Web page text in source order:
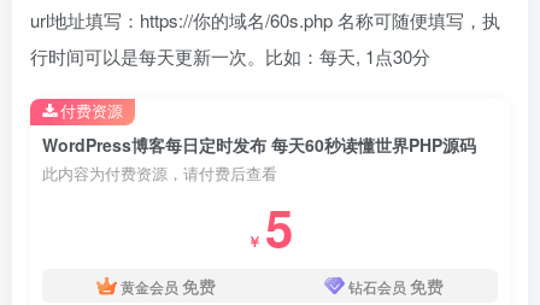
url地址填写：https://你的域名/60s.php 名称可随便填写，执
行时间可以是每天更新一次。比如：每天, 1点30分
WordPress博客每日定时发布 每天60秒读懂世界PHP源码
此内容为付费资源，请付费后查看
￥ 5
黄金会员 免费 钻石会员 免费
付费资源